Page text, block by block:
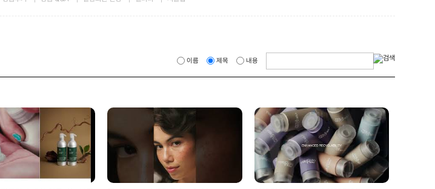
이름 제목 내용